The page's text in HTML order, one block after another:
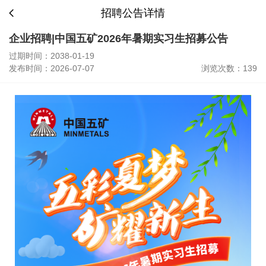
招聘公告详情
企业招聘|中国五矿2026年暑期实习生招募公告
过期时间：2038-01-19
发布时间：2026-07-07
浏览次数：139